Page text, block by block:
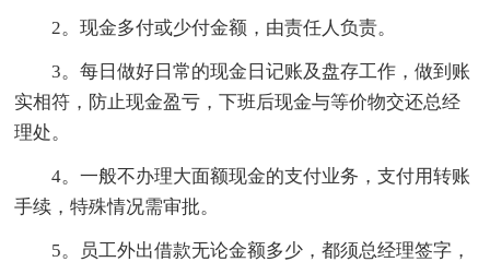
2。现金多付或少付金额，由责任人负责。
3。每日做好日常的现金日记账及盘存工作，做到账
实相符，防止现金盈亏，下班后现金与等价物交还总经
理处。
4。一般不办理大面额现金的支付业务，支付用转账
手续，特殊情况需审批。
5。员工外出借款无论金额多少，都须总经理签字，